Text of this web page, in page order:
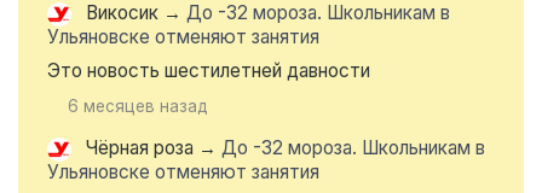
Викосик → До -32 мороза. Школьникам в
Ульяновске отменяют занятия
Это новость шестилетней давности
6 месяцев назад
Чёрная роза → До -32 мороза. Школьникам в
Ульяновске отменяют занятия